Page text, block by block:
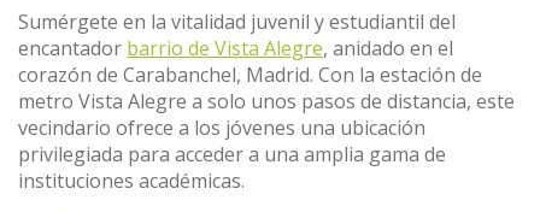
Sumérgete en la vitalidad juvenil y estudiantil del
encantador barrio de Vista Alegre, anidado en el
corazón de Carabanchel, Madrid. Con la estación de
metro Vista Alegre a solo unos pasos de distancia, este
vecindario ofrece a los jóvenes una ubicación
privilegiada para acceder a una amplia gama de
instituciones académicas.